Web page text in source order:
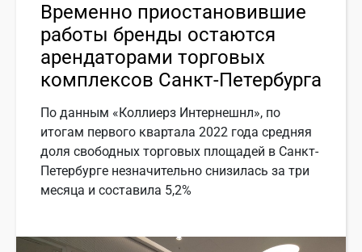
Временно приостановившие
работы бренды остаются
арендаторами торговых
комплексов Санкт-Петербурга
По данным «Коллиерз Интернешнл», по
итогам первого квартала 2022 года средняя
доля свободных торговых площадей в Санкт-
Петербурге незначительно снизилась за три
месяца и составила 5,2%